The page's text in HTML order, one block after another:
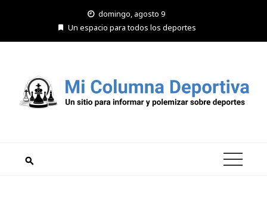
domingo, agosto 9
Un espacio para todos los deportes